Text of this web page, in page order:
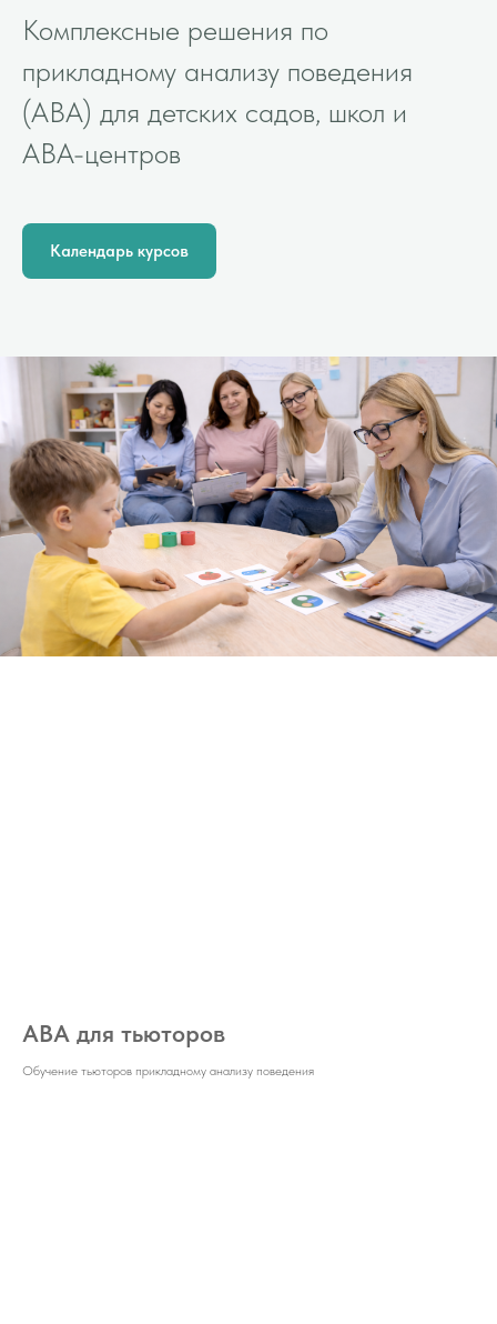
Комплексные решения по
прикладному анализу поведения
(ABA) для детских садов, школ и
АВА-центров
Календарь курсов
АВА для тьюторов
Обучение тьюторов прикладному анализу поведения